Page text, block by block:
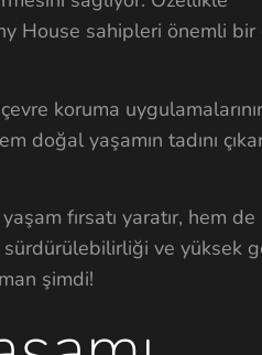
House sahipleri önemli bir
koruma
doğal yaşamın tadını
fırsatı yaratır, hem de
sürdürülebilirliği ve yüksek
şimdi!